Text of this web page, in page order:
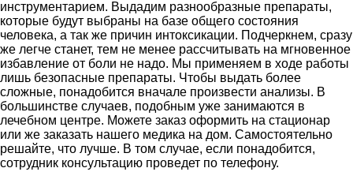
инструментарием. Выдадим разнообразные препараты,
которые будут выбраны на базе общего состояния
человека, а так же причин интоксикации. Подчеркнем, сразу
же легче станет, тем не менее рассчитывать на мгновенное
избавление от боли не надо. Мы применяем в ходе работы
лишь безопасные препараты. Чтобы выдать более
сложные, понадобится вначале произвести анализы. В
большинстве случаев, подобным уже занимаются в
лечебном центре. Можете заказ оформить на стационар
или же заказать нашего медика на дом. Самостоятельно
решайте, что лучше. В том случае, если понадобится,
сотрудник консультацию проведет по телефону.